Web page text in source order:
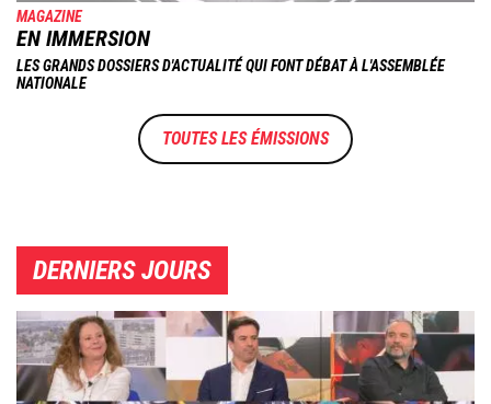
MAGAZINE
EN IMMERSION
LES GRANDS DOSSIERS D'ACTUALITÉ QUI FONT DÉBAT À L'ASSEMBLÉE
NATIONALE
TOUTES LES ÉMISSIONS
DERNIERS JOURS
Image